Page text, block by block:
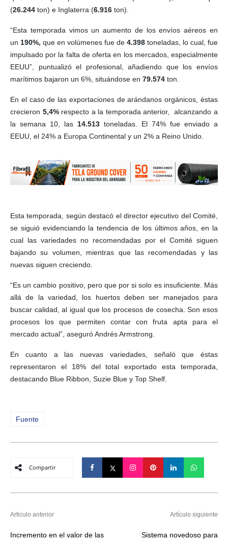
(26.244 ton) e Inglaterra (6.916 ton).
“Esta temporada vimos un aumento de los envíos aéreos en
un 190%, que en volúmenes fue de 4.398 toneladas, lo cual, fue
impulsado por la falta de oferta en los mercados, especialmente
EEUU”, puntualizó el profesional, añadiendo que los envíos
marítimos bajaron un 6%, situándose en 79.574 ton.
En el caso de las exportaciones de arándanos orgánicos, éstas
crecieron 5,4%respecto a la temporada anterior, alcanzando a
la semana 10, las 14.513 toneladas. El 74% fue enviado a
EEUU, el 24% a Europa Continental y un 2% a Reino Unido.
Esta temporada, según destacó el director ejecutivo del Comité,
se siguió evidenciando la tendencia de los últimos años, en la
cual las variedades no recomendadas por el Comité siguen
bajando su volumen, mientras que las recomendadas y las
nuevas siguen creciendo.
“Es un cambio positivo, pero que por si solo es insuficiente. Más
allá de la variedad, los huertos deben ser manejados para
buscar calidad, al igual que los procesos de cosecha. Son esos
procesos los que permiten contar con fruta apta para el
mercado actual”, aseguró Andrés Armstrong.
En cuanto a las nuevas variedades, señaló que éstas
representaron el 18% del total exportado esta temporada,
destacando Blue Ribbon, Suzie Blue y Top Shelf.
Fuente
Compartir
Articulo anterior
Incremento en el valor de las
Artículo siguiente
Sistema novedoso para